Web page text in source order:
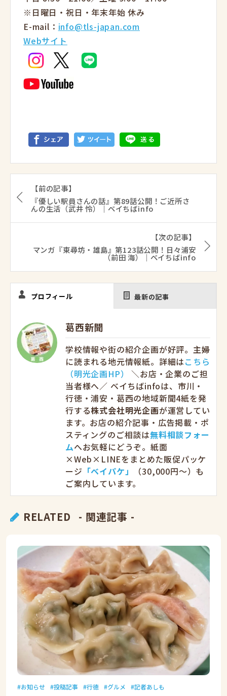
※日曜日・祝日・年末年始 休み
E-mail： info@tls-japan.com
Webサイト
【前の記事】
『優しい駅員さんの話』第89話公開！ご近所さ
んの生活（武井 怜）｜ベイちばinfo
【次の記事】
マンガ『東尋坊・雄島』第123話公開！日々浦安
（前田 海）｜ベイちばinfo
プロフィール 最新の記事
葛西新聞
学校情報や街の紹介企画が好評。主婦
に読まれる地元情報紙。詳細はこちら
（明光企画HP）
＼お店・企業のご担
当者様へ／ ベイちばinfoは、市川・
行徳・浦安・葛西の地域新聞4紙を発
行する株式会社明光企画が運営してい
ます。お店の紹介記事・広告掲載・ポ
スティングのご相談は無料相談フォー
ムへお気軽にどうぞ。紙面
×Web×LINEをまとめた販促パッケ
ージ 「ベイパケ」
（30,000円〜）も
ご案内しています。
RELATED - 関連記事 -
お知らせ 投稿記事 行徳 グルメ 記者あしも